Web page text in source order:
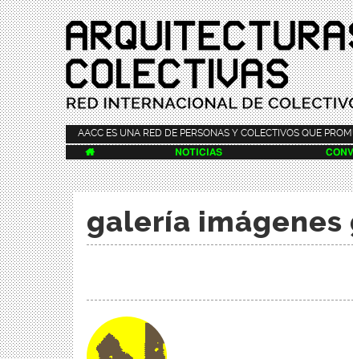
AACC ES UNA RED DE PERSONAS Y COLECTIVOS QUE
 NOTICIAS
galería imágenes